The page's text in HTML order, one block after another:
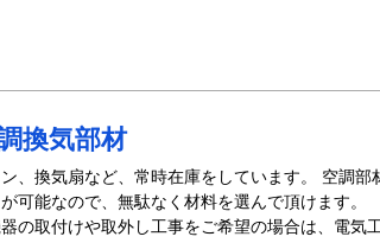
換気部材
、換気扇など、常時在庫をしています。 空調
可能なので、無駄なく材料を選んで頂けます。
の取付けや取外し工事をご希望の場合は、電気